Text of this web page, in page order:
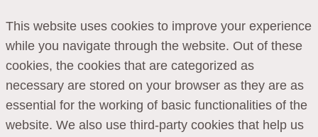
This website uses cookies to improve your experience
while you navigate through the website. Out of these
cookies, the cookies that are categorized as
necessary are stored on your browser as they are as
essential for the working of basic functionalities of the
website. We also use third-party cookies that help us